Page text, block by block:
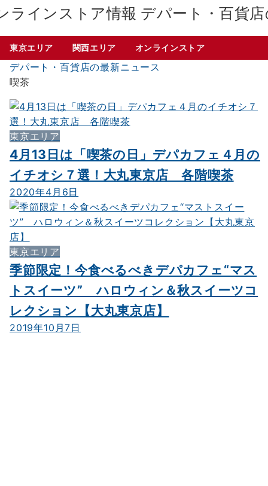
デパート・百貨
東京エリア 関西エリア オンラインストア
デパート・百貨店の最新ニュース
喫茶
東京エリア
4月13日は「喫茶の日」デパカフェ４月の
イチオシ７選！大丸東京店 各階喫茶
2020年4月6日
東京エリア
季節限定！今食べるべきデパカフェ“マス
トスイーツ” ハロウィン＆秋スイーツコ
レクション【大丸東京店】
2019年10月7日